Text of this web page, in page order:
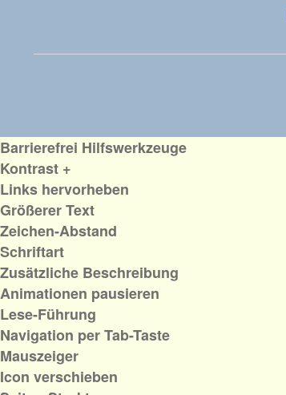
Barrierefrei Hilfswerkzeuge
Kontrast +
Links hervorheben
Größerer Text
Zeichen-Abstand
Schriftart
Zusätzliche Beschreibung
Animationen pausieren
Lese-Führung
Navigation per Tab-Taste
Mauszeiger
Icon verschieben